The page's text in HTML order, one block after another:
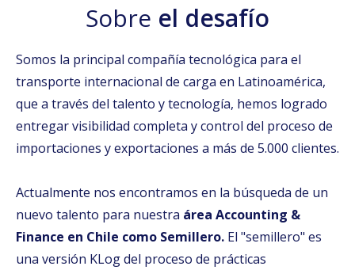
Sobre el desafío
Somos la principal compañía tecnológica para el
transporte internacional de carga en Latinoamérica,
que a través del talento y tecnología, hemos logrado
entregar visibilidad completa y control del proceso de
importaciones y exportaciones a más de 5.000 clientes.
Actualmente nos encontramos en la búsqueda de un
nuevo talento para nuestra área Accounting &
Finance en Chile como Semillero. El "semillero" es
una versión KLog del proceso de prácticas